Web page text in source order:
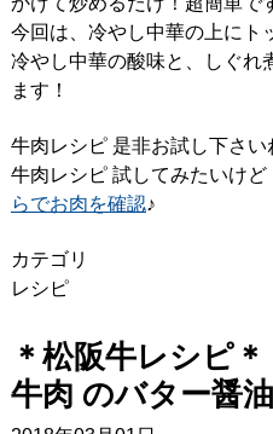
今回は、冷やし中華の上にト
冷やし中華の酸味と、しぐれ
ます！
牛肉レシピ 是非お試し下さい
牛肉レシピ 試してみたいけど
らでお肉を確認♪
カテゴリ
レシピ
＊松阪牛レシピ
牛肉 のバター醤